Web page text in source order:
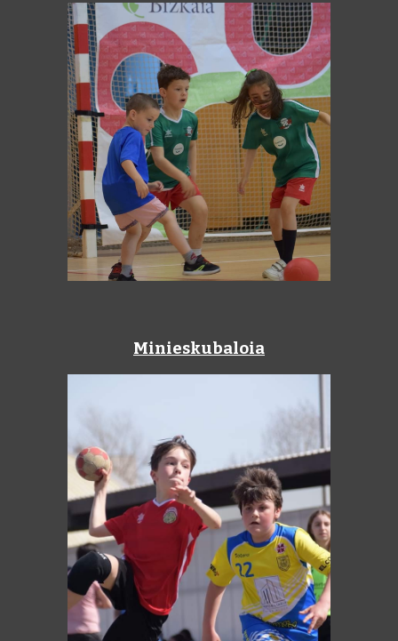
Minieskubaloia